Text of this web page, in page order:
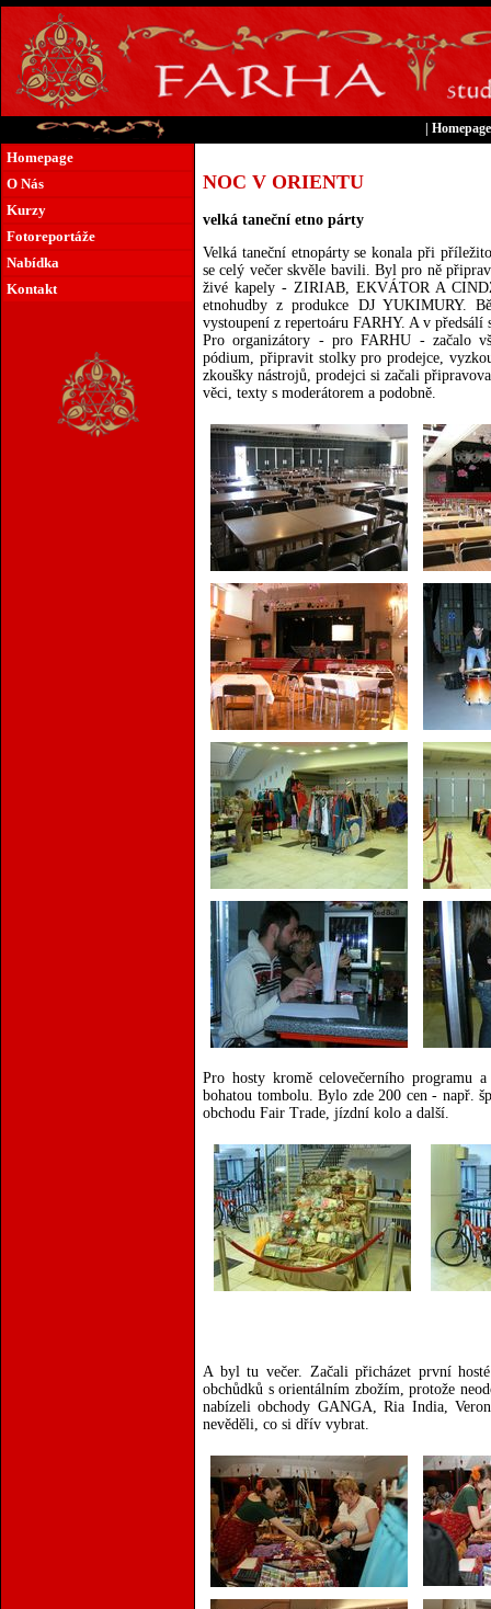
Homepage
Homepage
O Nás
Kurzy
Fotoreportáže
Nabídka
Kontakt
NOC V ORIENTU
velká taneční etno párty
Velká taneční etnopárty se konala při
se celý večer skvěle bavili. Byl pro ně
živé kapely - ZIRIAB, EKVÁTOR A
etnohudby z produkce DJ YUKIMURY.
vystoupení z repertoáru FARHY. A v
Pro organizátory - pro FARHU - začalo
pódium, připravit stolky pro prodejce,
zkoušky nástrojů, prodejci si začali
věci, texty s moderátorem a podobně.
Pro hosty kromě celovečerního programu
bohatou tombolu. Bylo zde 200 cen - např.
obchodu Fair Trade, jízdní kolo a další.
A byl tu večer. Začali přicházet první
obchůdků s orientálním zbožím, protože
nabízeli obchody GANGA, Ria India,
nevěděli, co si dřív vybrat.